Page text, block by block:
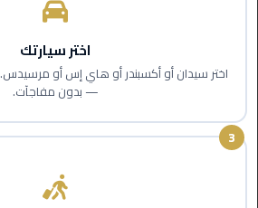
الشمالي
حجز
ليموزين
اختر سيارتك
اختر سيدان أو أكسبندر أو هاي إس أو
— بدون مفاجآت.
3